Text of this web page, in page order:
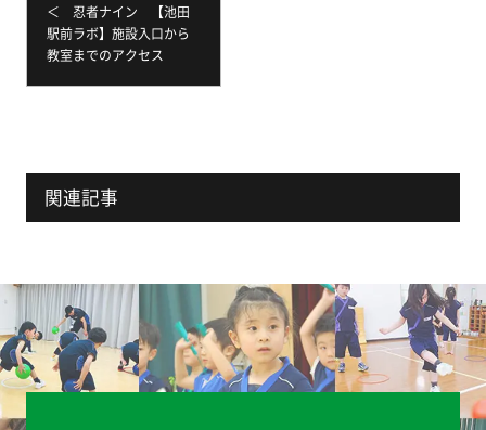
＜ 忍者ナイン 【池田
駅前ラボ】施設入口から
教室までのアクセス
関連記事